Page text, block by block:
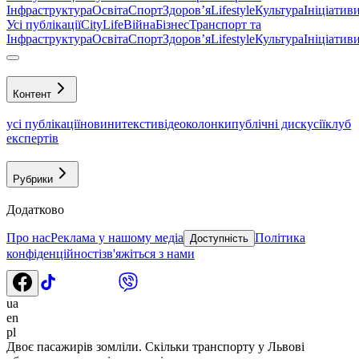
ІнфраструктураОсвітаСпортЗдоровʼяLifestyleКультура
Усі публікаціїCityLifeВійнаБізнесТранспорт та
ІнфраструктураОсвітаСпортЗдоровʼяLifestyleКультура
Контент
усі публікаціїновинитекстивідеоколонкипублічні дискусіїклуб
експертів
Рубрики
Додатково
Про насРеклама у нашому медіа Доступність Політика
конфіденційностізв'яжіться з нами
ua
en
pl
Двоє пасажирів зомліли. Скільки транспорту у Львові